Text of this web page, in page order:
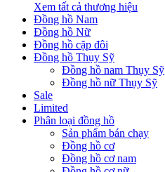
Xem tất cả thương hiệu
Đồng hồ Nam
Đồng hồ Nữ
Đồng hồ cặp đôi
Đồng hồ Thụy Sỹ
Đồng hồ nam Thụy Sỹ
Đồng hồ nữ Thụy Sỹ
Sale
Limited
Phân loại đồng hồ
Sản phẩm bán chạy
Đồng hồ cơ
Đồng hồ cơ nam